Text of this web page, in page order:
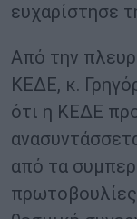
ευχαρίστησε
Από την
ΚΕΔΕ, κ.
ότι η ΚΕΔΕ
από τα